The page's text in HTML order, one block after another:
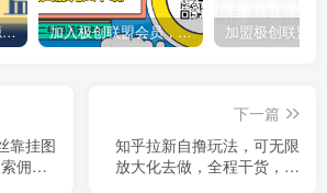
开一个知识付费资源网站，小白也能日入1000+ 加入极创联盟会员，全站资源免费学习。
靠挂图
佣
下一篇
知乎拉新自撸玩法，可无限
放大化去做，全程干货，简